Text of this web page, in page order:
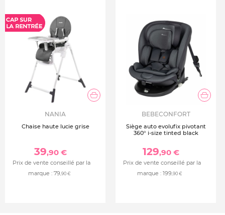
NANIA
Chaise haute lucie grise
39,90 €
Prix de vente conseillé par la
marque : 79,90 €
BEBECONFORT
Siège auto evolufix pivotant
360° i-size tinted black
129,90 €
Prix de vente conseillé par la
marque : 199,90 €